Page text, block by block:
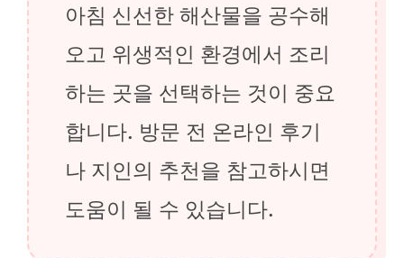
아침 신선한 해산물을 공수해
오고 위생적인 환경에서 조리
하는 곳을 선택하는 것이 중요
합니다. 방문 전 온라인 후기
나 지인의 추천을 참고하시면
도움이 될 수 있습니다.